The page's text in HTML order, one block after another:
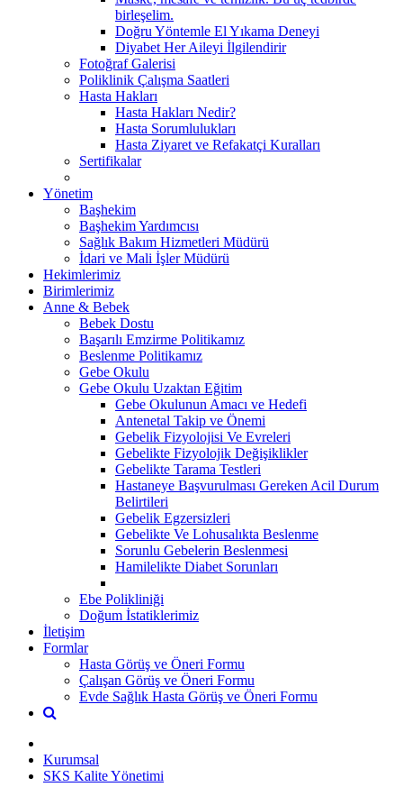
birleşelim.
Doğru Yöntemle El Yıkama Deneyi
Diyabet Her Aileyi İlgilendirir
Fotoğraf Galerisi
Poliklinik Çalışma Saatleri
Hasta Hakları
Hasta Hakları Nedir?
Hasta Sorumlulukları
Hasta Ziyaret ve Refakatçi Kuralları
Sertifikalar
Yönetim
Başhekim
Başhekim Yardımcısı
Sağlık Bakım Hizmetleri Müdürü
İdari ve Mali İşler Müdürü
Hekimlerimiz
Birimlerimiz
Anne & Bebek
Bebek Dostu
Başarılı Emzirme Politikamız
Beslenme Politikamız
Gebe Okulu
Gebe Okulu Uzaktan Eğitim
Gebe Okulunun Amacı ve Hedefi
Antenetal Takip ve Önemi
Gebelik Fizyolojisi Ve Evreleri
Gebelikte Fizyolojik Değişiklikler
Gebelikte Tarama Testleri
Hastaneye Başvurulması Gereken Acil Durum
Belirtileri
Gebelik Egzersizleri
Gebelikte Ve Lohusalıkta Beslenme
Sorunlu Gebelerin Beslenmesi
Hamilelikte Diabet Sorunları
Ebe Polikliniği
Doğum İstatiklerimiz
İletişim
Formlar
Hasta Görüş ve Öneri Formu
Çalışan Görüş ve Öneri Formu
Evde Sağlık Hasta Görüş ve Öneri Formu
Kurumsal
SKS Kalite Yönetimi